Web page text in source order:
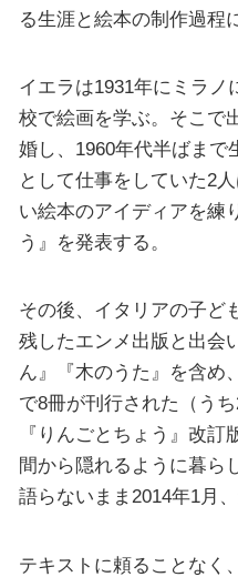
る生涯と絵本の制作過程
イエラは1931年にミラノ
校で絵画を学ぶ。そこで
婚し、1960年代半ばまで
として仕事をしていた2
い絵本のアイディアを練
う』を発表する。
その後、イタリアの子ど
残したエンメ出版と出会
ん』『木のうた』を含め
で8冊が刊行された（う
『りんごとちょう』改
間から隠れるように暮ら
語らないまま2014年1月、
テキストに頼ることなく